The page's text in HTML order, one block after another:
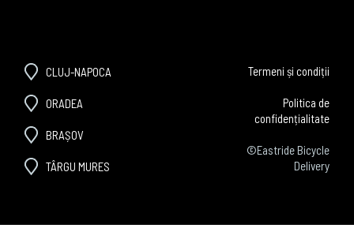
CLUJ-NAPOCA
ORADEA
BRAȘOV
TÂRGU MURES
Termeni și condiții
Politica de
confidențialitate
©Eastride Bicycle
Delivery